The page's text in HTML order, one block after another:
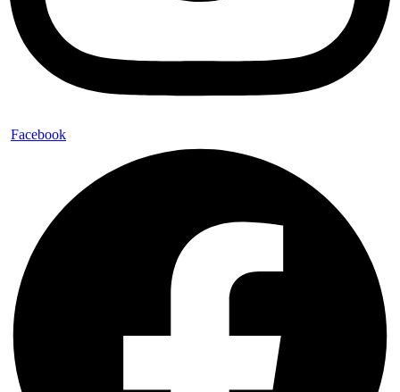
Facebook